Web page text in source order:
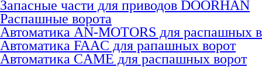
Запасные части для приводов DOORHAN
Распашные ворота
Автоматика AN-MOTORS для распашных
Автоматика FAAC для рапашных ворот
Автоматика CAME для раcпашных ворот